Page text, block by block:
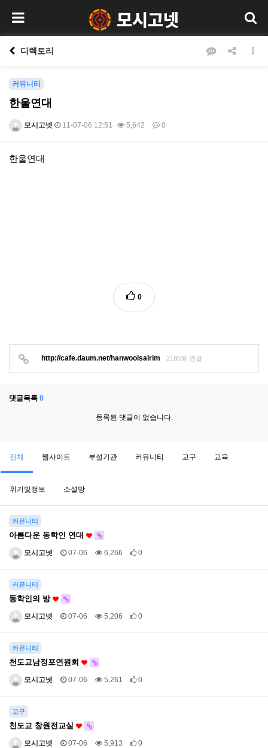
디렉토리
커뮤니티
한울연대
모시고넷 11-07-06 12:51 5,642 0
본문
한울연대
0
http://cafe.daum.net/hanwoolsalrim 2185회 연결
댓글목록 0
등록된 댓글이 없습니다.
전체 웹사이트 부설기관 커뮤니티 교구 교육
위키및정보 소셜망
커뮤니티
아름다운 동학인 연대
모시고넷 07-06 6,266 0
커뮤니티
동학인의 방
모시고넷 07-06 5,206 0
커뮤니티
천도교남정포연원회
모시고넷 07-06 5,261 0
교구
천도교 창원전교실
모시고넷 07-06 5,913 0